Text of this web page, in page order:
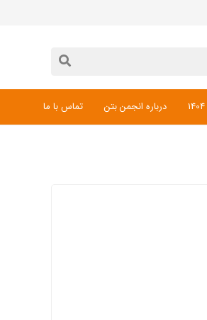
درباره انجمن بتن تماس با ما